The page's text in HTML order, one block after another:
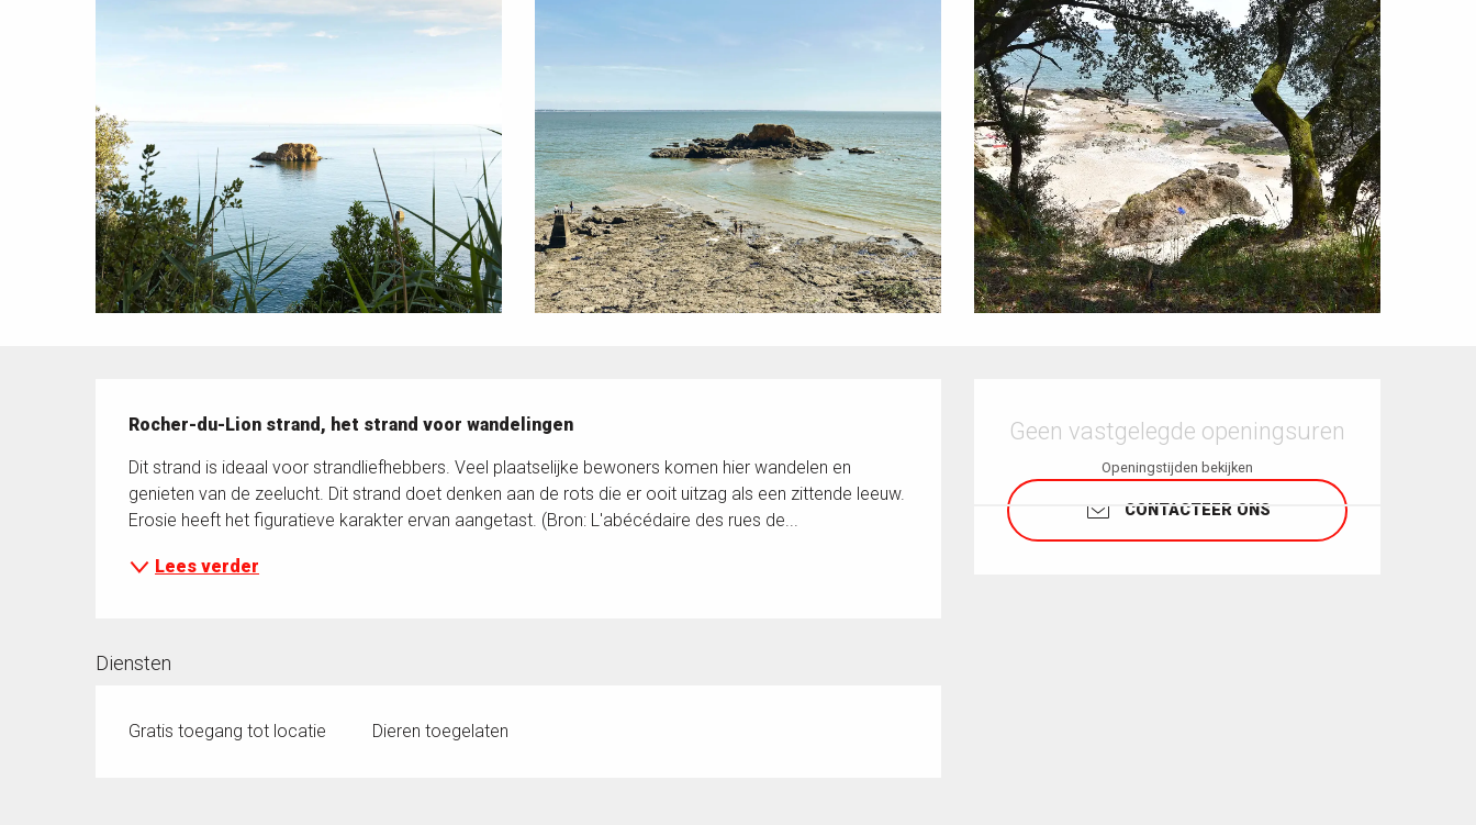
Geen vastgelegde openingsuren
Openingstijden bekijken
CONTACTEER ONS
Rocher-du-Lion strand, het strand voor wandelingen
Dit strand is ideaal voor strandliefhebbers. Veel plaatselijke bewoners komen hier wandelen en
genieten van de zeelucht. Dit strand doet denken aan de rots die er ooit uitzag als een zittende leeuw.
Erosie heeft het figuratieve karakter ervan aangetast. (Bron: L'abécédaire des rues de...
Lees verder
Diensten
Gratis toegang tot locatie Dieren toegelaten